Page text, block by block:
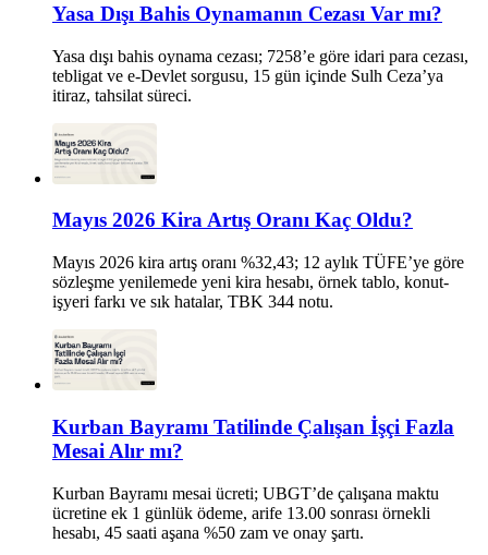
Yasa Dışı Bahis Oynamanın Cezası Var mı?
Yasa dışı bahis oynama cezası; 7258’e göre idari para cezası,
tebligat ve e-Devlet sorgusu, 15 gün içinde Sulh Ceza’ya
itiraz, tahsilat süreci.
Mayıs 2026 Kira Artış Oranı Kaç Oldu?
Mayıs 2026 kira artış oranı %32,43; 12 aylık TÜFE’ye göre
sözleşme yenilemede yeni kira hesabı, örnek tablo, konut-
işyeri farkı ve sık hatalar, TBK 344 notu.
Kurban Bayramı Tatilinde Çalışan İşçi Fazla
Mesai Alır mı?
Kurban Bayramı mesai ücreti; UBGT’de çalışana maktu
ücretine ek 1 günlük ödeme, arife 13.00 sonrası örnekli
hesabı, 45 saati aşana %50 zam ve onay şartı.